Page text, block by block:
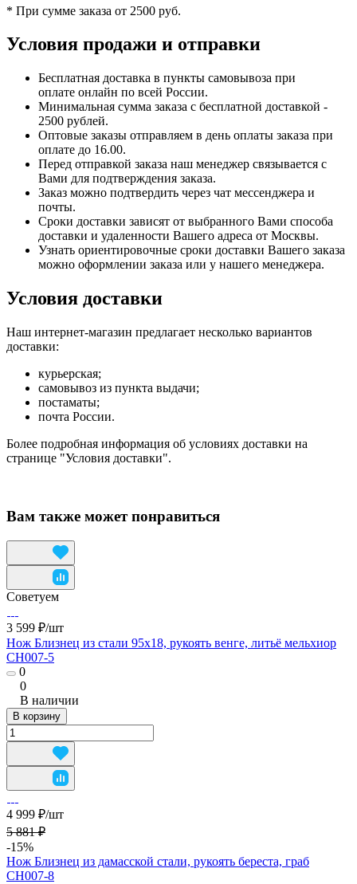
* При сумме заказа от 2500 руб.
Условия продажи и отправки
Бесплатная доставка в пункты самовывоза при
оплате онлайн по всей России.
Минимальная сумма заказа с бесплатной доставкой -
2500 рублей.
Оптовые заказы отправляем в день оплаты заказа при
оплате до 16.00.
Перед отправкой заказа наш менеджер связывается с
Вами для подтверждения заказа.
Заказ можно подтвердить через чат мессенджера и
почты.
Сроки доставки зависят от выбранного Вами способа
доставки и удаленности Вашего адреса от Москвы.
Узнать ориентировочные сроки доставки Вашего заказа
можно оформлении заказа или у нашего менеджера.
Условия доставки
Наш интернет-магазин предлагает несколько вариантов
доставки:
курьерская;
самовывоз из пункта выдачи;
постаматы;
почта России.
Более подробная информация об условиях доставки на
странице "Условия доставки".
Вам также может понравиться
Советуем
3 599 ₽/шт
Нож Близнец из стали 95х18, рукоять венге, литьё мельхиор
CH007-5
0
0
В наличии
В корзину
4 999 ₽/шт
5 881 ₽
-15%
Нож Близнец из дамасской стали, рукоять береста, граб
CH007-8